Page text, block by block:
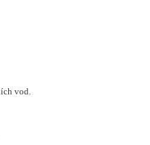
vod.